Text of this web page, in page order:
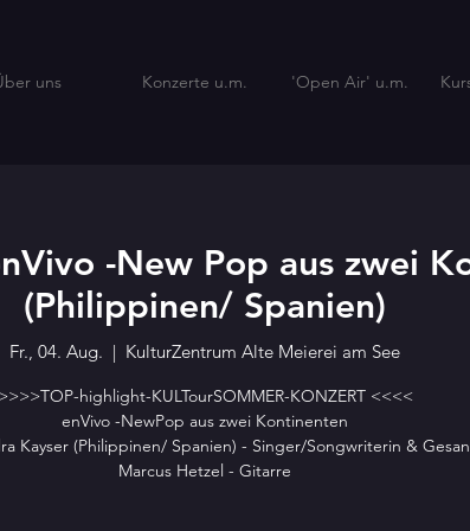
uns Konzerte u.m. 'Open Air' u.m.
-New Pop aus zwei
(Philippinen/ Spanien)
Fr., 04. Aug.
  |
KulturZentrum Alte Meierei am See
>>>>TOP-highlight-KULTourSOMMER-KONZERT <<<<
enVivo -NewPop aus zwei Kontinenten
Kayser (Philippinen/ Spanien) - Singer/Songwriterin &